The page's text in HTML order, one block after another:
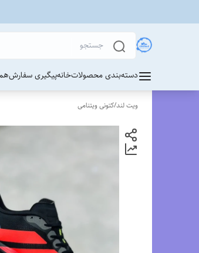
دسته‌بندی محصولاتخانهپیگیری سفارش
ویت لند/کتونی ویتنامی